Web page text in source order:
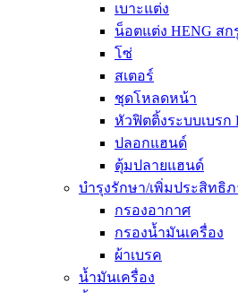
เบาะแต่ง
น็อตแต่ง HENG สก
โซ่
สเตอร์
ชุดโหลดหน้า
หัวฟิตติ้งระบบเบรก
ปลอกแฮนด์
ตุ้มปลายแฮนด์
บำรุงรักษา/เพิ่มประสิทธิ
กรองอากาศ
กรองน้ำมันเครื่อง
ผ้าเบรค
น้ำมันเครื่อง